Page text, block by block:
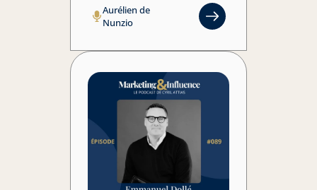
Aurélien de
Nunzio